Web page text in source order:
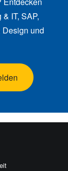
IT, SAP,
Design und